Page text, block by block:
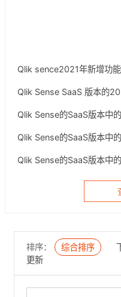
Qlik sence2021年新增功
Qlik Sense SaaS 版本的
Qlik Sense的SaaS版本中
Qlik Sense的SaaS版本中
排序： 综合排序
更新